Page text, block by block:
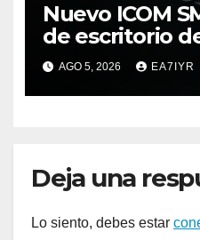
Nuevo ICOM
de escritorio
elemento
AGO 5, 2026 EA7IYR
Deja una
Lo siento, debes estar